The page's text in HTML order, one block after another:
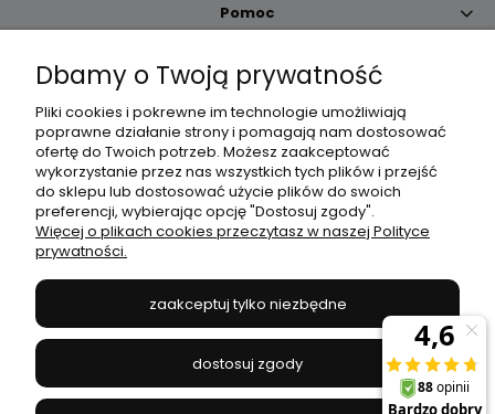
Pomoc
Moje konto
Płatności i dostawa
Informacje
JANEX
669-050-03-43
504 545 749//E-mail:sklep@janexmarket.pl
Dbamy o Twoją prywatność
Pliki cookies i pokrewne im technologie umożliwiają
poprawne działanie strony i pomagają nam dostosować
ofertę do Twoich potrzeb. Możesz zaakceptować
wykorzystanie przez nas wszystkich tych plików i przejść
do sklepu lub dostosować użycie plików do swoich
preferencji, wybierając opcję "Dostosuj zgody".
Więcej o plikach cookies przeczytasz w naszej Polityce
prywatności.
zaakceptuj tylko niezbędne
dostosuj zgody